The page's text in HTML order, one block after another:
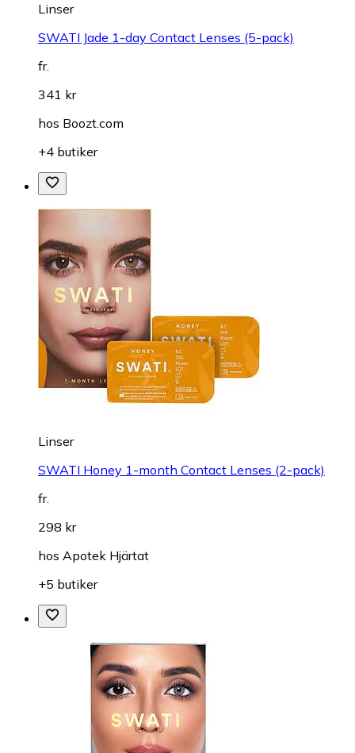
Linser
SWATI Jade 1-day Contact Lenses (5-pack)
fr.
341 kr
hos Boozt.com
+4 butiker
Linser
SWATI Honey 1-month Contact Lenses (2-pack)
fr.
298 kr
hos Apotek Hjärtat
+5 butiker